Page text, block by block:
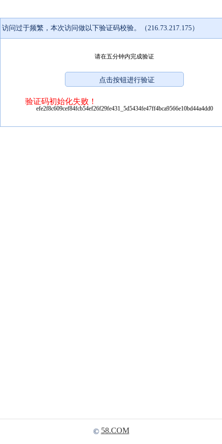
访问过于频繁，本次访问做以下验证码校验。（216.73.217.175）
请在五分钟内完成验证
验证码初始化失败！
efe2f8c609cef84fcb54ef26f29fe431_5d5434fe47ff4bca9566e10bd44a4dd0
© 58.COM